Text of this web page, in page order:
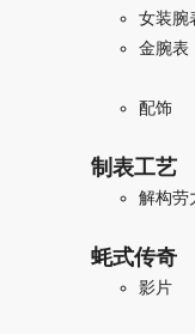
女装腕
金腕表
配饰
制表工艺
解构劳
蚝式传奇
影片